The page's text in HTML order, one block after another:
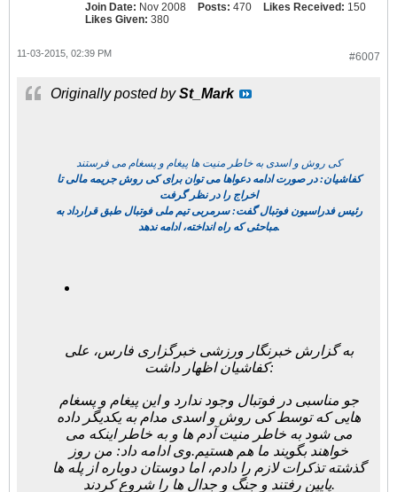
Join Date: Nov 2008 Posts: 470 Likes Received: 150
Likes Given: 380
#6007
11-03-2015, 02:39 PM
Originally posted bySt_Mark
کی روش و اسدی به خاطر منیت ها پیغام و پسغام می فرستند
کفاشیان: در صورت ادامه دعواها می توان برای کی روش جریمه مالی تا
اخراج را در نظر گرفت
رئیس فدراسیون فوتبال گفت: سرمربی تیم ملی فوتبال طبق قرارداد به
مباحثی که راه انداخته، ادامه ندهد.
به گزارش خبرنگار ورزشی خبرگزاری فارس، علی
کفاشیان اظهار داشت:
جو مناسبی در فوتبال وجود ندارد و این پیغام و پسغام
هایی که توسط کی روش و اسدی مدام به یکدیگر داده
می شود به خاطر منیت آدم ها و به خاطر اینکه می
خواهند بگویند ما هم هستیم.وی ادامه داد: من روز
گذشته تذکرات لازم را دادم، اما دوستان دوباره از پله ها
پایین رفتند و جنگ و جدال ها را شروع کردند.